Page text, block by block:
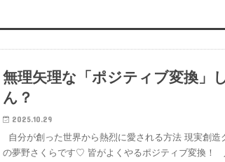
無理矢理な「ポジティブ変換」
ん？
2025.10.29
自分が創った世界から熱烈に愛される方法 現実創造
の夢野さくらです♡ 皆がよくやるポジティブ変換！